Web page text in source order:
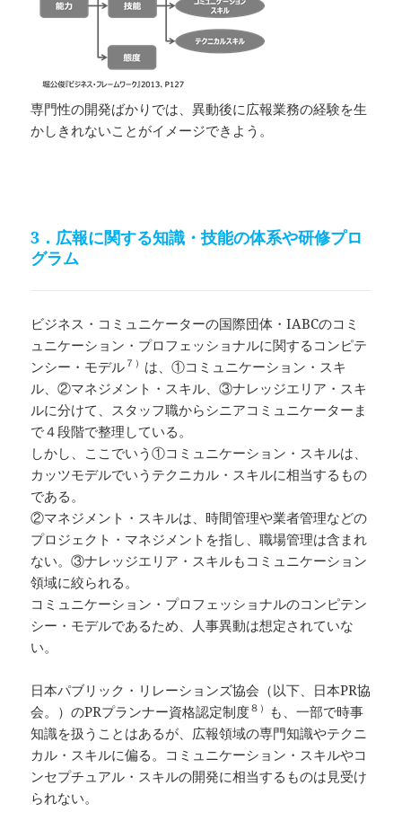
専門性の開発ばかりでは、異動後に広報業務の経験を生
かしきれないことがイメージできよう。
3．広報に関する知識・技能の体系や研修プロ
グラム
ビジネス・コミュニケーターの国際団体・IABCのコミ
ュニケーション・プロフェッショナルに関するコンピテ
ンシー・モデル ７） は、①コミュニケーション・スキ
ル、②マネジメント・スキル、③ナレッジエリア・スキ
ルに分けて、スタッフ職からシニアコミュニケーターま
で４段階で整理している。
しかし、ここでいう①コミュニケーション・スキルは、
カッツモデルでいうテクニカル・スキルに相当するもの
である。
②マネジメント・スキルは、時間管理や業者管理などの
プロジェクト・マネジメントを指し、職場管理は含まれ
ない。③ナレッジエリア・スキルもコミュニケーション
領域に絞られる。
コミュニケーション・プロフェッショナルのコンピテン
シー・モデルであるため、人事異動は想定されていな
い。
日本パブリック・リレーションズ協会（以下、日本PR協
会。）のPRプランナー資格認定制度８）
も、一部で時事
知識を扱うことはあるが、広報領域の専門知識やテクニ
カル・スキルに偏る。コミュニケーション・スキルやコ
ンセプチュアル・スキルの開発に相当するものは見受け
られない。